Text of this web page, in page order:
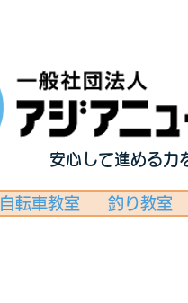
安心して進める力
自転車教室 釣り教室